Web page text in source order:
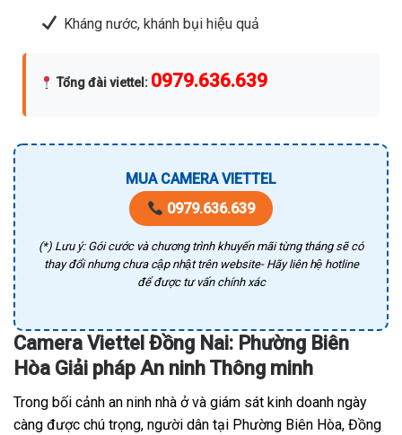
Kháng nước, khánh bụi hiệu quả
Tổng đài viettel : 0979.636.639
MUA CAMERA VIETTEL
0979.636.639
(*) Lưu ý: Gói cước và chương trình khuyến mãi từng tháng sẽ có
thay đổi nhưng chưa cập nhật trên website- Hãy liên hệ hotline
để được tư vấn chính xác
Camera Viettel Đồng Nai: Phường Biên
Hòa Giải pháp An ninh Thông minh
Trong bối cảnh an ninh nhà ở và giám sát kinh doanh ngày
càng được chú trọng, người dân tại Phường Biên Hòa, Đồng